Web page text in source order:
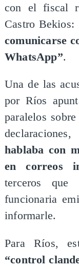
con el fiscal
Castro Bekios:
comunicarse
WhatsApp”.
Una de las
por Ríos
paralelos
declaraciones,
hablaba con
en correos
terceros
funcionaria
informarle.
Para Ríos,
“control